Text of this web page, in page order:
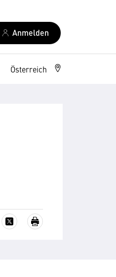
Anmelden
Österreich